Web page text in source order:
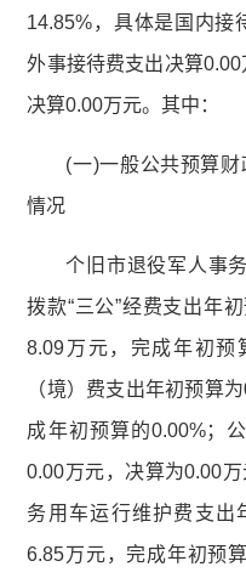
14.85%，具体是国内接
外事接待费支出决算
决算0.00万元。其中：
(一)一般公共预算财
情况
个旧市退役军人事
拨款“三公”经费支出年
8.09万元，完成年初预
（境）费支出年初预算
成年初预算的0.00%；
0.00万元，决算为0.00
务用车运行维护费支出
6.85万元，完成年初预